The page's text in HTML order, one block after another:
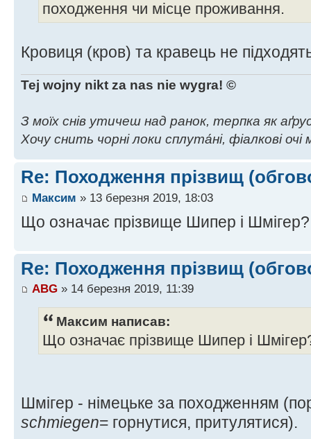
походження чи місце проживання.
Кровиця (кров) та кравець не
Tej wojny nikt za nas nie wygra! ©
З моїх снів утичеш над ранок, терпка як
Хочу снить чорні локи сплута́ні, фіалкові очі
Re: Походження прізвищ
Максим » 13 березня 2019, 18:03
Що означає прізвище Шипер і Шмігер?
Re: Походження прізвищ
ABG » 14 березня 2019, 11:39
Максим написав:
Що означає прізвище Шипер і
Шмігер - німецьке за походженням
schmiegen= горнутися, притулятися).